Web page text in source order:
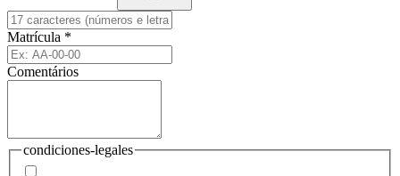
Matrícula *
Comentários
condiciones-legales